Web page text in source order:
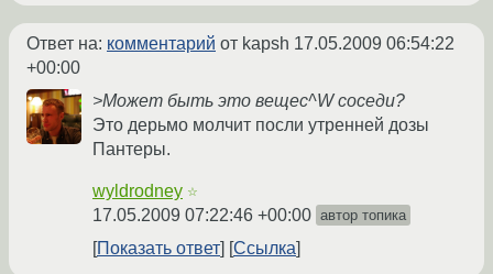
Ответ на: комментарий от kapsh 17.05.2009 06:54:22
+00:00
>Может быть это вещес^W соседи?
Это дерьмо молчит посли утренней дозы
Пантеры.
wyldrodney ☆
17.05.2009 07:22:46 +00:00 автор топика
Показать ответ Ссылка